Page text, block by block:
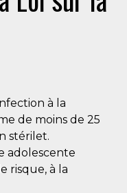
à la
de moins de 25
stérilet.
adolescente
risque, à la